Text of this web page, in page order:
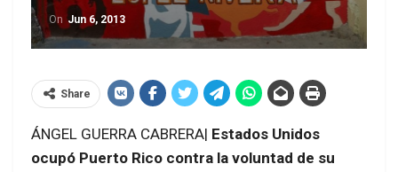
On Jun 6, 2013
Share
ÁNGEL GUERRA CABRERA| Estados Unidos
ocupó Puerto Rico contra la voluntad de su